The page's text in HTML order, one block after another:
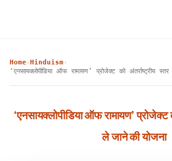
Home› Hinduism›
‘एनसायक्लोपीडिया ऑफ रामायण’ प्रोजेक्ट को अंतर्राष्ट्रीय
‘एनसायक्लोपीडिया ऑफ रामायण’ प्रोजेक्ट
ले जाने की योजना